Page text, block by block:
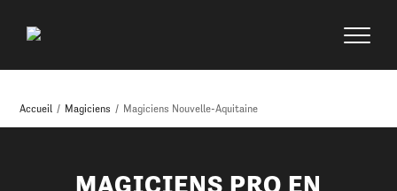
Accueil / Magiciens / Magiciens Nouvelle-Aquitaine
MAGICIENS PRO EN